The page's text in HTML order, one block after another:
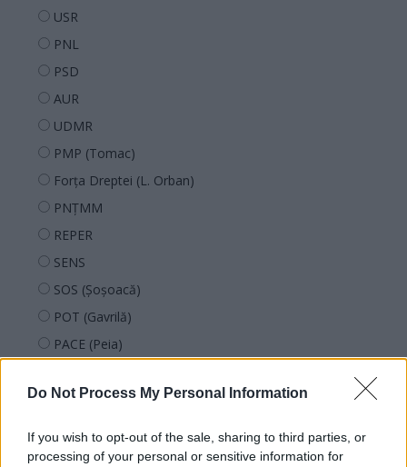
Do Not Process My Personal Information
If you wish to opt-out of the sale, sharing to third parties, or
processing of your personal or sensitive information for
USR
PNL
PSD
AUR
UDMR
PMP (Tomac)
Forța Dreptei (L. Orban)
PNȚMM
REPER
SENS
SOS (Șoșoacă)
POT (Gavrilă)
PACE (Peia)
PDF (Lazarus)
PNȚCD (Pavelescu)